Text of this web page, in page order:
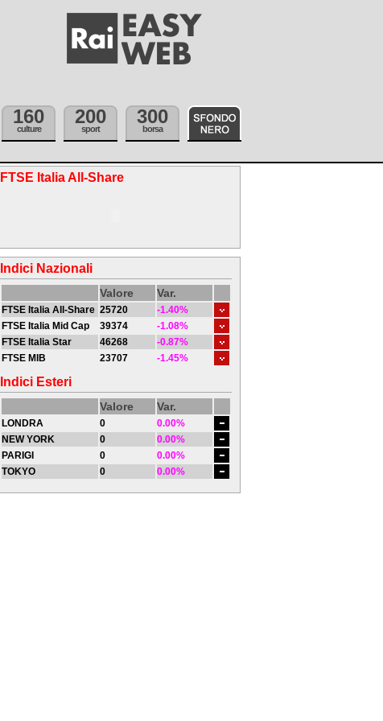
160
culture
200
sport
300
borsa
FTSE Italia All-Share
Indici Nazionali
Valore Var.
FTSE Italia All-Share 25720
-1.40%
FTSE Italia Mid Cap
39374
-1.08%
FTSE Italia Star
46268
-0.87%
FTSE MIB
23707 -1.45%
Indici Esteri
Valore Var.
LONDRA 0
0.00%
NEW YORK
0
0.00%
PARIGI
0
0.00%
TOKYO
0 0.00%